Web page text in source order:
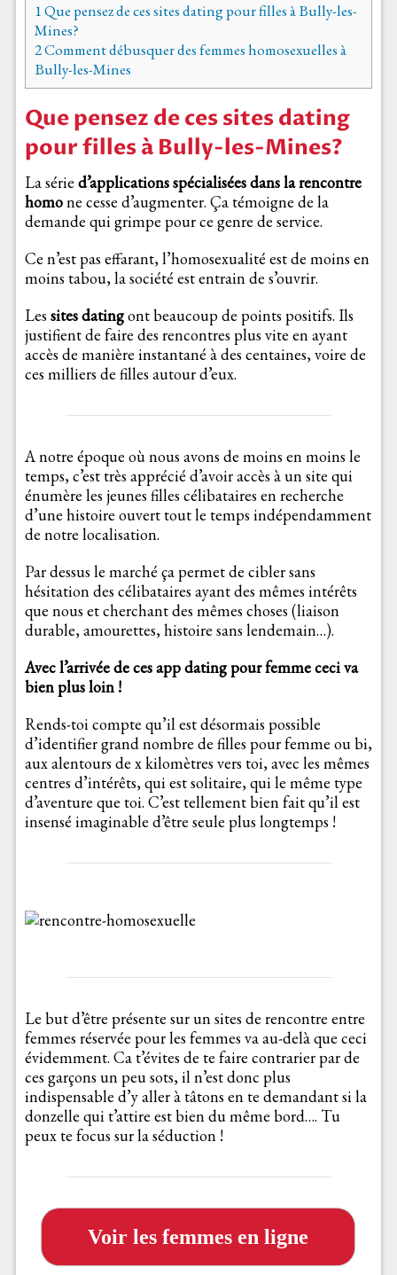
1Que pensez de ces sites dating pour filles à Bully-les-
Mines?
2Comment débusquer des femmes homosexuelles à
Bully-les-Mines
Que pensez de ces sites dating
pour filles à Bully-les-Mines?
La série d’applications spécialisées dans la rencontre
homone cesse d’augmenter. Ça témoigne de la
demande qui grimpe pour ce genre de service.
Ce n’est pas effarant, l’homosexualité est de moins en
moins tabou, la société est entrain de s’ouvrir.
Les sites datingont beaucoup de points positifs. Ils
justifient de faire des rencontres plus vite en ayant
accès de manière instantané à des centaines, voire de
ces milliers de filles autour d’eux.
A notre époque où nous avons de moins en moins le
temps, c’est très apprécié d’avoir accès à un site qui
énumère les jeunes filles célibataires en recherche
d’une histoire ouvert tout le temps indépendamment
de notre localisation.
Par dessus le marché ça permet de cibler sans
hésitation des célibataires ayant des mêmes intérêts
que nous et cherchant des mêmes choses (liaison
durable, amourettes, histoire sans lendemain…).
Avec l’arrivée de ces app dating pour femme ceci va
bien plus loin !
Rends-toi compte qu’il est désormais possible
d’identifier grand nombre de filles pour femme ou bi,
aux alentours de x kilomètres vers toi, avec les mêmes
centres d’intérêts, qui est solitaire, qui le même type
d’aventure que toi. C’est tellement bien fait qu’il est
insensé imaginable d’être seule plus longtemps !
Le but d’être présente sur un sites de rencontre entre
femmes réservée pour les femmes va au-delà que ceci
évidemment. Ca t’évites de te faire contrarier par de
ces garçons un peu sots, il n’est donc plus
indispensable d’y aller à tâtons en te demandant si la
donzelle qui t’attire est bien du même bord…. Tu
peux te focus sur la séduction !
Voir les femmes en ligne